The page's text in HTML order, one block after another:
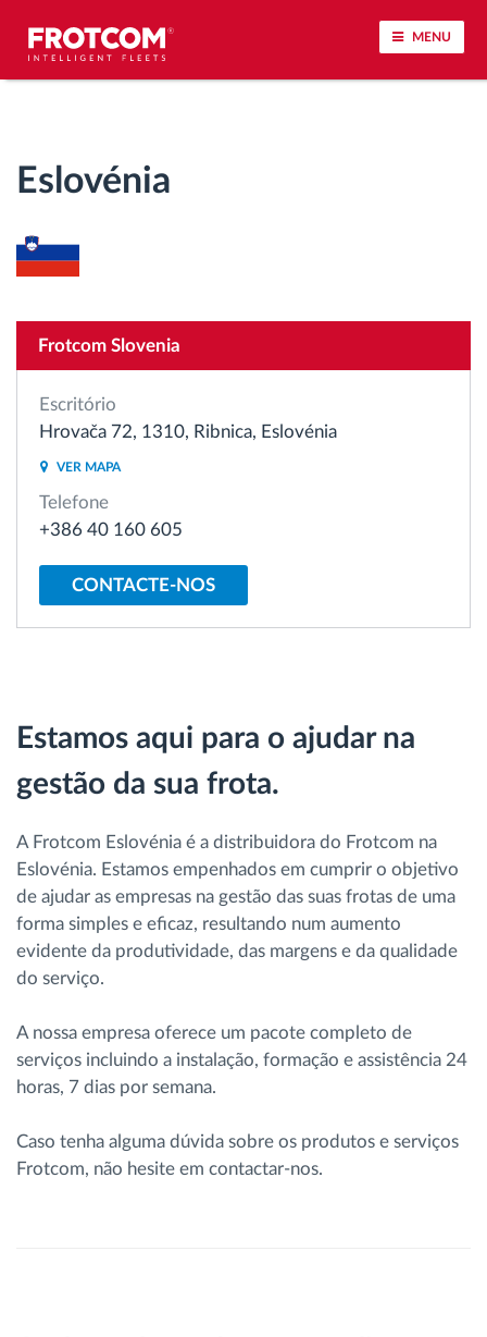
MENU
Gestão de Combustível
Planeamento e monitorização de rotas
Identificação automática de condutores
atividade da frota
Calculadora de Benefícios
Eslovénia
Frotcom Slovenia
Escritório
Hrovača 72, 1310, Ribnica, Eslovénia
VER MAPA
Telefone
+386 40 160 605
CONTACTE-NOS
Estamos aqui para o ajudar na
gestão da sua frota.
A Frotcom Eslovénia é a distribuidora do Frotcom na
Eslovénia. Estamos empenhados em cumprir o objetivo
de ajudar as empresas na gestão das suas frotas de uma
forma simples e eficaz, resultando num aumento
evidente da produtividade, das margens e da qualidade
do serviço.
A nossa empresa oferece um pacote completo de
serviços incluindo a instalação, formação e assistência 24
horas, 7 dias por semana.
Caso tenha alguma dúvida sobre os produtos e serviços
Frotcom, não hesite em contactar-nos.